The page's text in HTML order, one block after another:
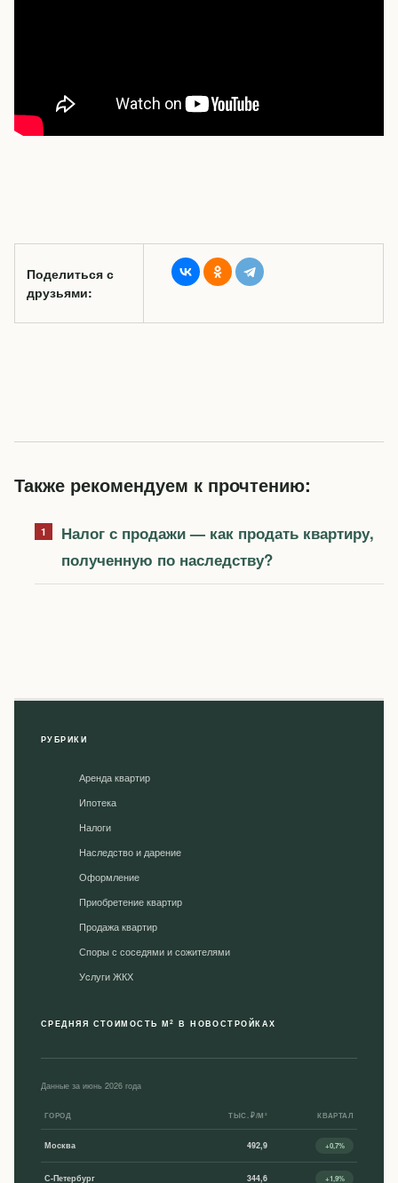
Поделиться с
друзьями:
Также рекомендуем к прочтению:
Налог с продажи — как продать квартиру,
полученную по наследству?
РУБРИКИ
Аренда квартир
Ипотека
Налоги
Наследство и дарение
Оформление
Приобретение квартир
Продажа квартир
Споры с соседями и сожителями
Уcлуги ЖКХ
СРЕДНЯЯ СТОИМОСТЬ М2 В НОВОСТРОЙКАХ
Данные за июнь 2026 года
ГОРОД ТЫС. ₽/М² КВАРТАЛ
Москва 492,9 +0,7%
С-Петербург 344,6 +1,9%